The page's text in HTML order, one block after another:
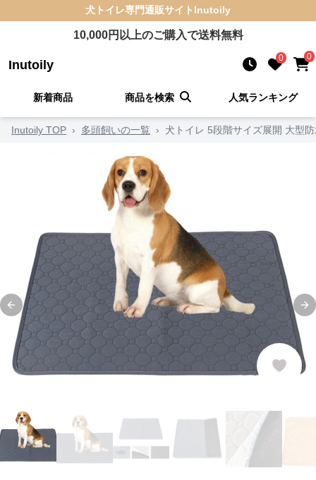
犬トイレ専門通販サイト Inutoily
10,000円以上のご購入で送料無料
Inutoily 0 0
新着商品 商品を検索 人気ランキング
Inutoily TOP › 多頭飼いの一覧 › 犬トイレ 5段階サイズ展開 大型
Previous slide